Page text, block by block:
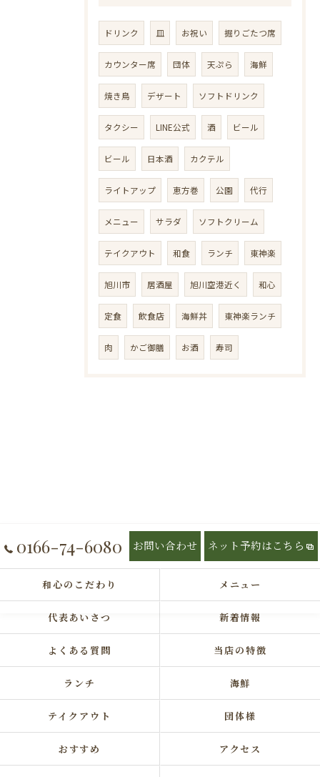
ドリンク 皿 お祝い 掘りごたつ席
カウンター席 団体 天ぷら 海鮮
焼き鳥 デザート ソフトドリンク
タクシー LINE公式 酒 ビール
ビール 日本酒 カクテル
ライトアップ 恵方巻 公園 代行
メニュー サラダ ソフトクリーム
テイクアウト 和食 ランチ 東神楽
旭川市 居酒屋 旭川空港近く 和心
定食 飲食店 海鮮丼 東神楽ランチ
肉 かご御膳 お酒 寿司
0166-74-6080 お問い合わせ ネット予約はこちら
和心のこだわり メニュー
代表あいさつ 新着情報
よくある質問 当店の特徴
ランチ 海鮮
テイクアウト 団体様
おすすめ アクセス